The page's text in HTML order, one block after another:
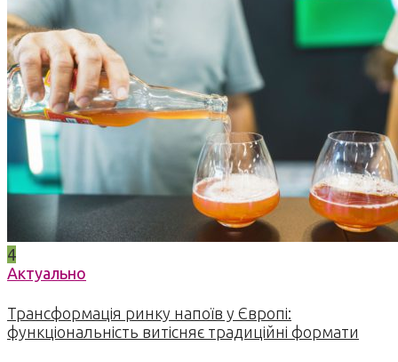
4
Актуально
Трансформація ринку напоїв у Європі:
функціональність витісняє традиційні формати